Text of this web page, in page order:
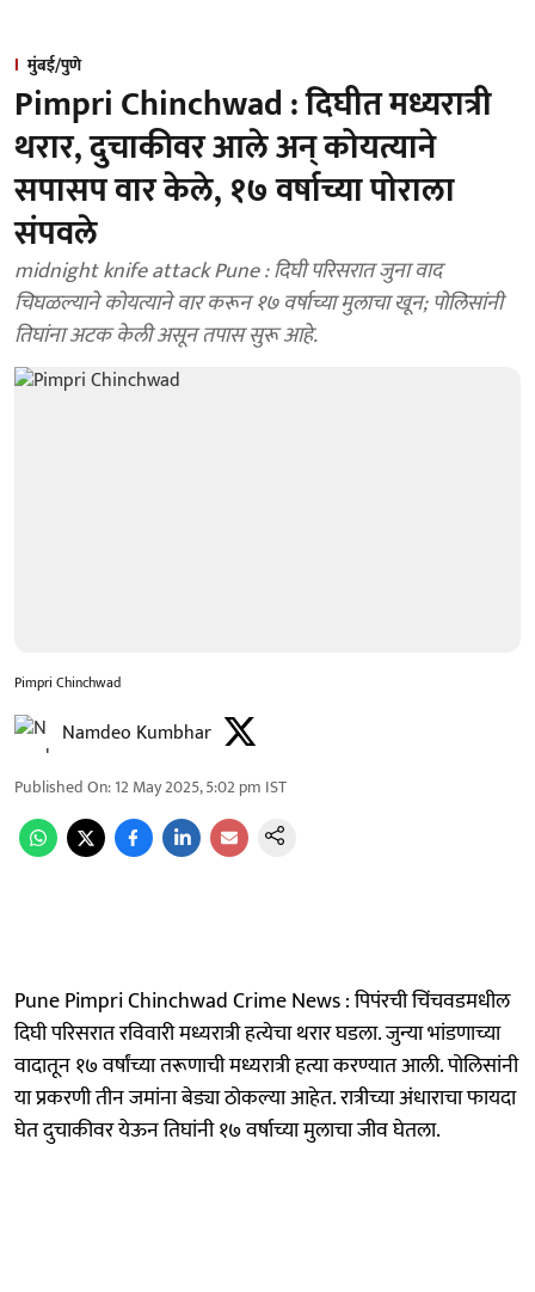
मुंबई/पुणे
Pimpri Chinchwad : दिघीत मध्यरात्री
थरार, दुचाकीवर आले अन् कोयत्याने
सपासप वार केले, १७ वर्षाच्या पोराला
संपवले
midnight knife attack Pune : दिघी परिसरात जुना वाद
चिघळल्याने कोयत्याने वार करून १७ वर्षाच्या मुलाचा खून; पोलिसांनी
तिघांना अटक केली असून तपास सुरू आहे.
Pimpri Chinchwad
Namdeo Kumbhar
Published On:12 May 2025, 5:02 pm IST
Pune Pimpri Chinchwad Crime News : पिपंरची चिंचवडमधील
दिघी परिसरात रविवारी मध्यरात्री हत्येचा थरार घडला. जुन्या भांडणाच्या
वादातून १७ वर्षांच्या तरूणाची मध्यरा‍त्री हत्या करण्यात आली. पोलिसांनी
या प्रकरणी तीन जमांना बेड्या ठोकल्या आहेत. रात्रीच्या अंधाराचा फायदा
घेत दुचाकीवर येऊन तिघांनी १७ वर्षाच्या मुलाचा जीव घेतला.